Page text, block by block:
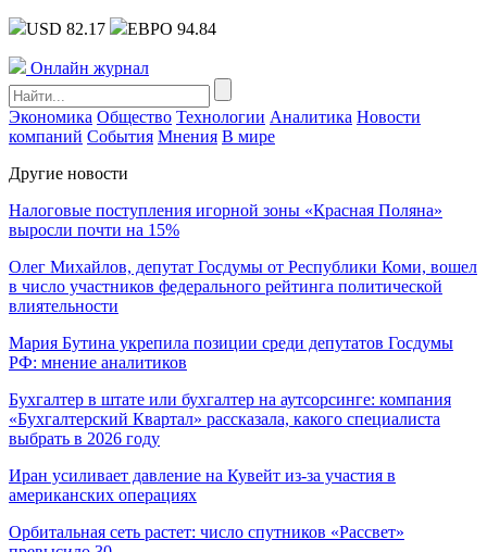
USD 82.17 ЕВРО 94.84
Онлайн журнал
Экономика Общество Технологии Аналитика Новости
компаний События Мнения В мире
Другие новости
Налоговые поступления игорной зоны «Красная Поляна»
выросли почти на 15%
Олег Михайлов, депутат Госдумы от Республики Коми, вошел
в число участников федерального рейтинга политической
влиятельности
Мария Бутина укрепила позиции среди депутатов Госдумы
РФ: мнение аналитиков
Бухгалтер в штате или бухгалтер на аутсорсинге: компания
«Бухгалтерский Квартал» рассказала, какого специалиста
выбрать в 2026 году
Иран усиливает давление на Кувейт из-за участия в
американских операциях
Орбитальная сеть растет: число спутников «Рассвет»